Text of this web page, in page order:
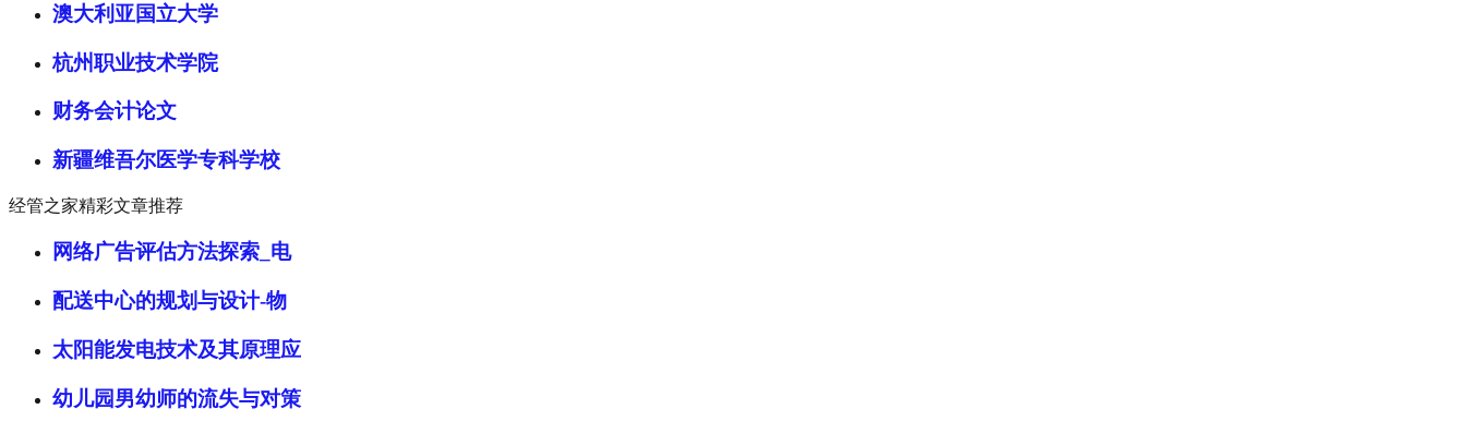
澳大利亚国立大学
杭州职业技术学院
财务会计论文
新疆维吾尔医学专科学校
经管之家精彩文章推荐
网络广告评估方法探索_电
配送中心的规划与设计-物
太阳能发电技术及其原理应
幼儿园男幼师的流失与对策